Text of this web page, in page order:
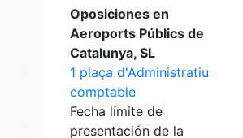
Oposiciones en
Aeroports Públics de
Catalunya, SL
1 plaça d'Administratiu
comptable
Fecha límite de
presentación de la